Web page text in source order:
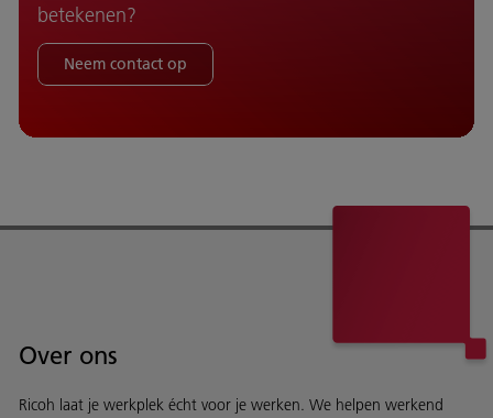
betekenen?
Neem contact op
Over ons
Ricoh laat je werkplek écht voor je werken. We helpen werkend